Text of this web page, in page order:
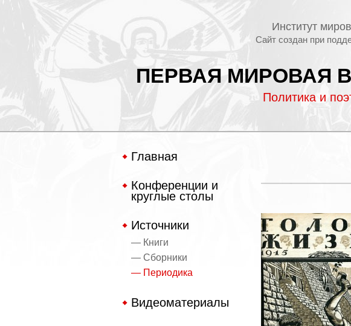
Институт
Сайт создан при
ПЕРВАЯ МИРОВАЯ
Политика и
Главная
Конференции и
круглые столы
Источники
— Книги
— Сборники
— Периодика
Видеоматериалы